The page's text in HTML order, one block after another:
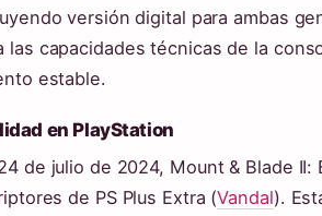
versión digital para ambas
las capacidades técnicas de la
estable.
en PlayStation
de julio de 2024, Mount & Blade
de PS Plus Extra (Vandal).